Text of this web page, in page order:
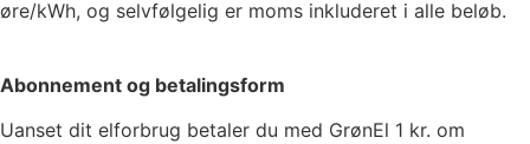
øre/kWh, og selvfølgelig er moms inkluderet i alle beløb.
Abonnement og betalingsform
Uanset dit elforbrug betaler du med GrønEl 1 kr. om